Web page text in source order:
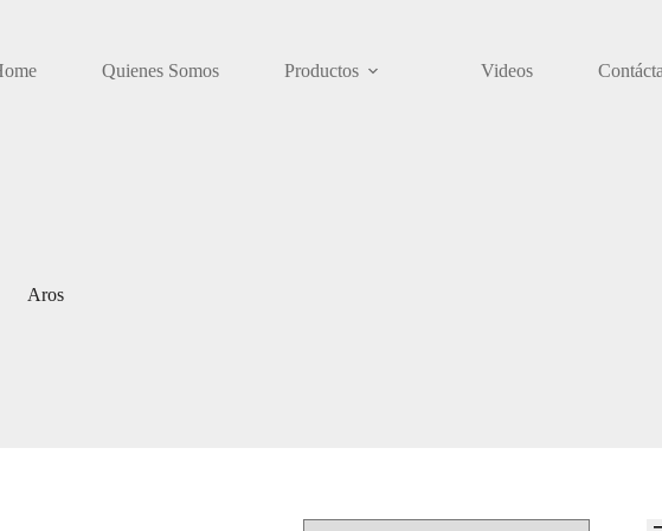
Quienes Somos Productos Videos
Aros